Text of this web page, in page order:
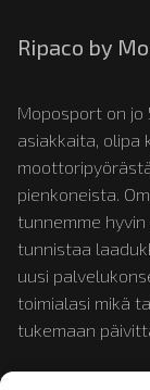
Ripaco by
Moposport on
asiakkaita, olipa
pienkoneista.
tunnemme
tunnistaa
uusi
toimialasi mikä
tukemaan